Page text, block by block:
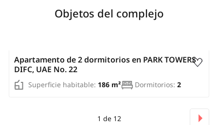
Objetos del complejo
Apartamento de 2 dormitorios en PARK TOWERS
DIFC, UAE No. 22
Superficie habitable: 186 m² Dormitorios: 2
1 de 12